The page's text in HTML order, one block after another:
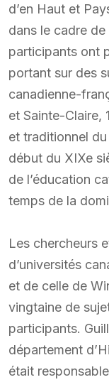
d’en Haut et
dans le cadre
participants ont
portant sur des
canadienne-
et Sainte-Claire,
et traditionnel
début du XIXe
de l’éducation
temps de la
Les chercheurs
d’universités
et de celle de
vingtaine de
participants.
département
était